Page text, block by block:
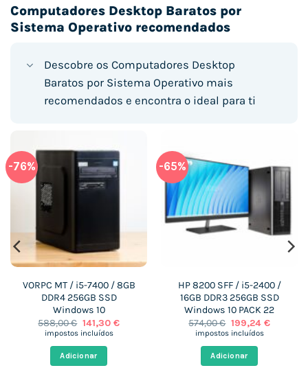
Computadores Desktop Baratos por
Sistema Operativo recomendados
Descobre os Computadores Desktop
Baratos por Sistema Operativo mais
recomendados e encontra o ideal para ti
-76%
VORPC MT / i5-7400 / 8GB
DDR4 256GB SSD
Windows 10
588,00€ O
preço
588,00 €.
141,30 €O
impostos incluídos
Adicionar
-65%
HP 8200 SFF / i5-2400 /
16GB DDR3 256GB SSD
Windows 10 PACK 22
574,00€ O
preço
574,00 €.
199,24 €O
impostos incluídos
Adicionar